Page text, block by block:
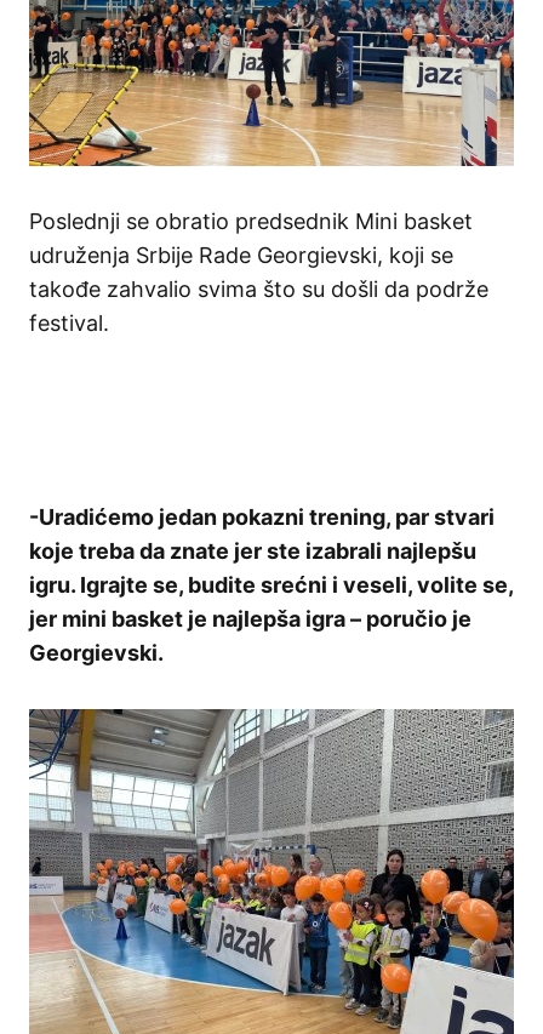
Poslednji se obratio predsednik Mini basket
udruženja Srbije Rade Georgievski, koji se
takođe zahvalio svima što su došli da podrže
festival.
-Uradićemo jedan pokazni trening, par stvari
koje treba da znate jer ste izabrali najlepšu
igru. Igrajte se, budite srećni i veseli, volite se,
jer mini basket je najlepša igra – poručio je
Georgievski.